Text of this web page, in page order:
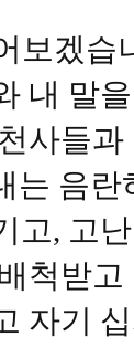
보겠습
내 말
사들
는 음
고, 고
척받
자기